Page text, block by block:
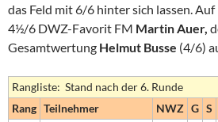
das Feld mit 6/6 hinter sich lassen.
4½/6 DWZ-Favorit FM Martin Auer,
Gesamtwertung Helmut Busse (4/6)
Rangliste: Stand nach der 6. Runde
Rang Teilnehmer NWZ G S